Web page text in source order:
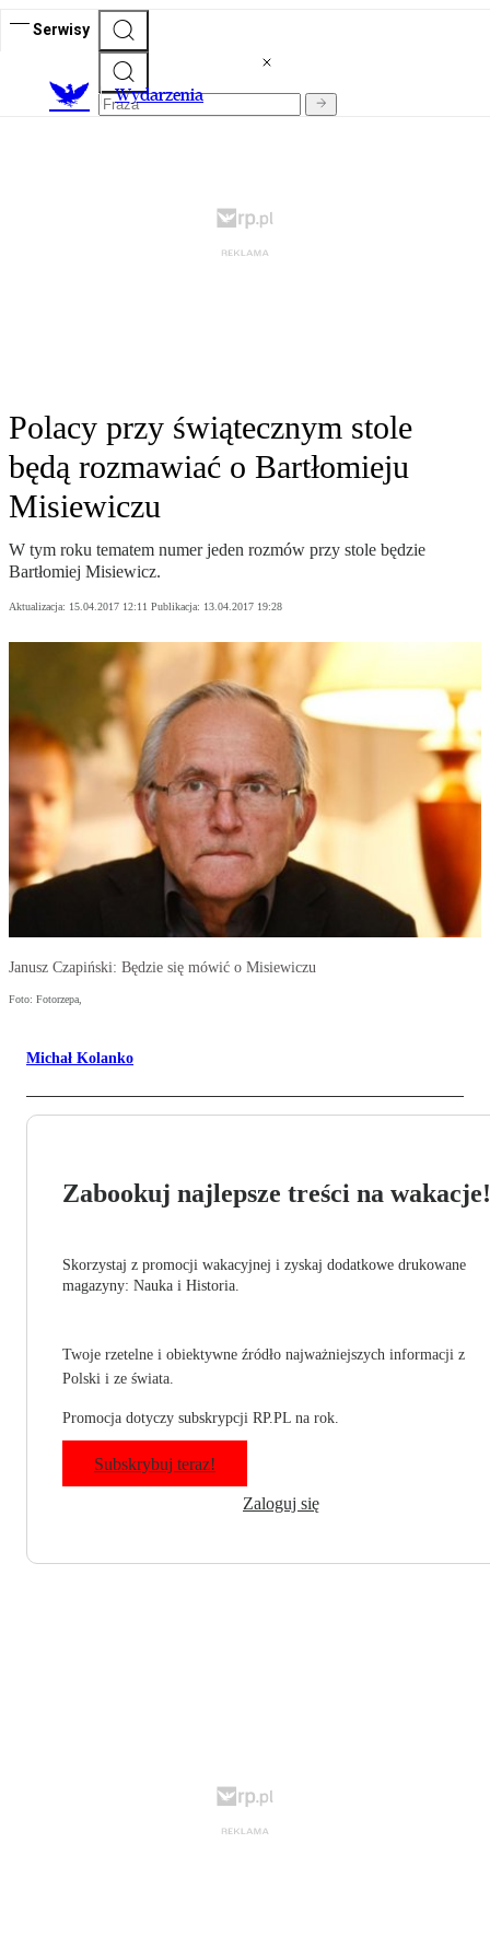
Serwisy
Wydarzenia
Polacy przy świątecznym stole
będą rozmawiać o Bartłomieju
Misiewiczu
W tym roku tematem numer jeden rozmów przy stole będzie
Bartłomiej Misiewicz.
Aktualizacja: 15.04.2017 12:11 Publikacja: 13.04.2017 19:28
Janusz Czapiński: Będzie się mówić o Misiewiczu
Foto: Fotorzepa,
Michał Kolanko
Zabookuj najlepsze treści na wakacje!
Skorzystaj z promocji wakacyjnej i zyskaj dodatkowe drukowane
magazyny: Nauka i Historia.
Twoje rzetelne i obiektywne źródło najważniejszych informacji z
Polski i ze świata.
Promocja dotyczy subskrypcji RP.PL na rok.
Subskrybuj teraz!
Zaloguj się